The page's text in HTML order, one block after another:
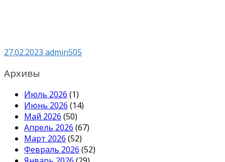
27.02.2023 admin505
Архивы
Июль 2026 (1)
Июнь 2026 (14)
Май 2026 (50)
Апрель 2026 (67)
Март 2026 (52)
Февраль 2026 (52)